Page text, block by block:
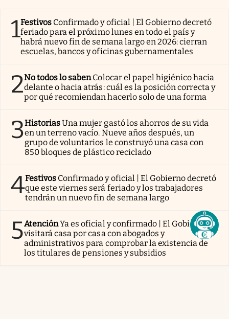
1Festivos Confirmado y oficial | El Gobierno decretó
feriado para el próximo lunes en todo el país y
habrá nuevo fin de semana largo en 2026: cierran
escuelas, bancos y oficinas gubernamentales
2No todos lo sabenColocar el papel higiénico hacia
delante o hacia atrás: cuál es la posición correcta y
por qué recomiendan hacerlo solo de una forma
3HistoriasUna mujer gastó los ahorros de su vida
en un terreno vacío. Nueve años después, un
grupo de voluntarios le construyó una casa con
850 bloques de plástico reciclado
4Festivos Confirmado y oficial | El Gobierno decretó
que este viernes será feriado y los trabajadores
tendrán un nuevo fin de semana largo
5AtenciónYa es oficial y confirmado | El Gobierno
visitará casa por casa con abogados y
administrativos para comprobar la existencia de
los titulares de pensiones y subsidios